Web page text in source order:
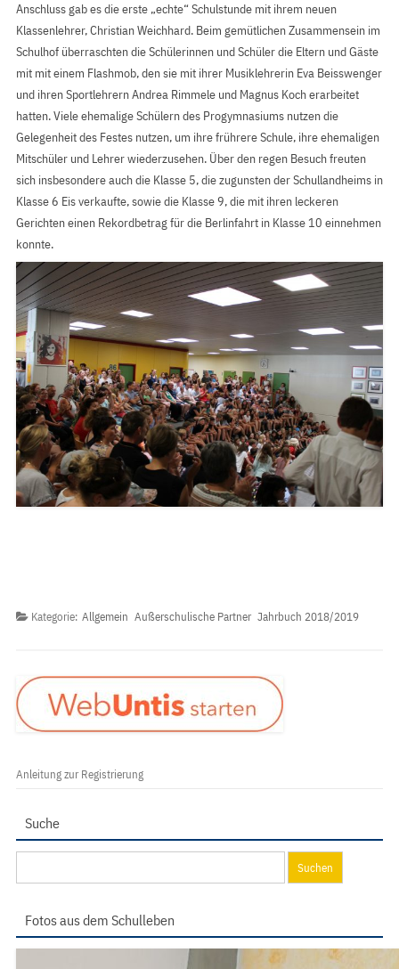
Anschluss gab es die erste „echte“ Schulstunde mit ihrem neuen
Klassenlehrer, Christian Weichhard. Beim gemütlichen Zusammensein im
Schulhof überraschten die Schülerinnen und Schüler die Eltern und Gäste
mit mit einem Flashmob, den sie mit ihrer Musiklehrerin Eva Beisswenger
und ihren Sportlehrern Andrea Rimmele und Magnus Koch erarbeitet
hatten. Viele ehemalige Schülern des Progymnasiums nutzen die
Gelegenheit des Festes nutzen, um ihre frührere Schule, ihre ehemaligen
Mitschüler und Lehrer wiederzusehen. Über den regen Besuch freuten
sich insbesondere auch die Klasse 5, die zugunsten der Schullandheims in
Klasse 6 Eis verkaufte, sowie die Klasse 9, die mit ihren leckeren
Gerichten einen Rekordbetrag für die Berlinfahrt in Klasse 10 einnehmen
konnte.
Kategorie: Allgemein Außerschulische Partner Jahrbuch 2018/2019
Anleitung zur Registrierung
Suche
nach:
Fotos aus dem Schulleben